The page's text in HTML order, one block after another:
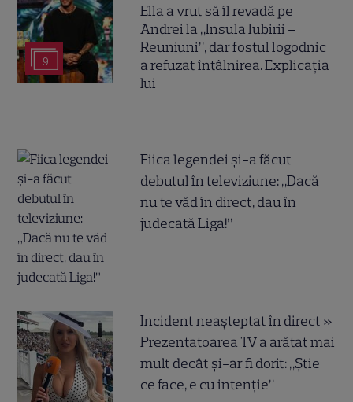
9
Ella a vrut să îl revadă pe
Andrei la „Insula Iubirii –
Reuniuni”, dar fostul logodnic
a refuzat întâlnirea. Explicația
lui
Fiica legendei și-a făcut
debutul în televiziune: „Dacă
nu te văd în direct, dau în
judecată Liga!”
Incident neașteptat în direct »
Prezentatoarea TV a arătat mai
mult decât și-ar fi dorit: „Știe
ce face, e cu intenție”